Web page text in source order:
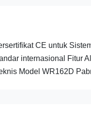
CE untuk
internasional Fitur
Model WR162D